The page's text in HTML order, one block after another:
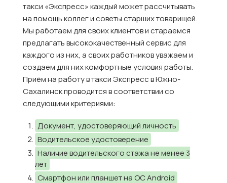
такси «Экспресс» каждый может рассчитывать
на помощь коллег и советы старших товарищей.
Мы работаем для своих клиентов и стараемся
предлагать высококачественный сервис для
каждого из них, а своих работников уважаем и
создаем для них комфортные условия работы.
Приём на работу в такси Экспресс в Южно-
Сахалинск проводится в соответствии со
следующими критериями:
Документ, удостоверяющий личность
Водительское удостоверение
Наличие водительского стажа не менее 3
лет
Смартфон или планшет на ОС Android